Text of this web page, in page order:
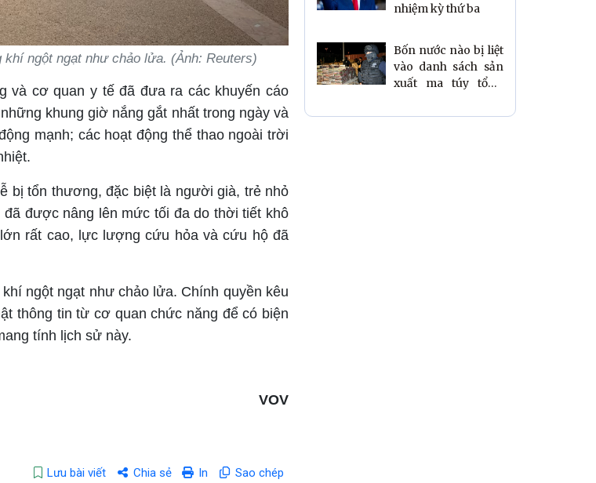
ngột ngạt như chảo lửa. (Ảnh: Reuters)
và cơ quan y tế đã đưa ra các khuyến cáo
khung giờ nắng gắt nhất trong ngày và
mạnh; các hoạt động thể thao ngoài trời
bị tổn thương, đặc biệt là người già, trẻ nhỏ
được nâng lên mức tối đa do thời tiết khô
rất cao, lực lượng cứu hỏa và cứu hộ đã
ngột ngạt như chảo lửa. Chính quyền kêu
thông tin từ cơ quan chức năng để có biện
tính lịch sử này.
VOV
Lưu bài viết Chia sẻ In Sao chép
nhiệm kỳ thứ ba
Bốn nước nào bị liệt
vào danh sách sản
xuất ma túy tổng
giới?